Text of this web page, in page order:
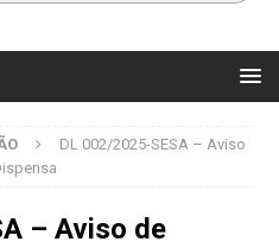
DL 002/2025-SESA – Aviso
– Aviso de